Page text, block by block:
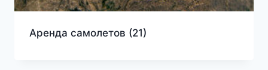
Аренда самолетов (21)